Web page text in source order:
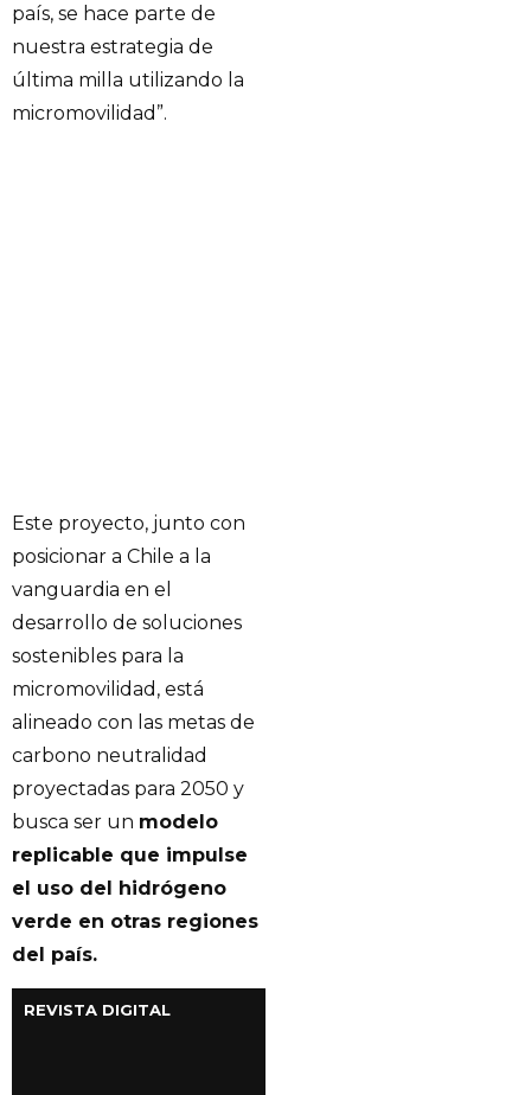
país, se hace parte de
nuestra estrategia de
última milla utilizando la
micromovilidad”.
Este proyecto, junto con
posicionar a Chile a la
vanguardia en el
desarrollo de soluciones
sostenibles para la
micromovilidad, está
alineado con las metas de
carbono neutralidad
proyectadas para 2050 y
busca ser un modelo
replicable que impulse
el uso del hidrógeno
verde en otras regiones
del país.
REVISTA DIGITAL